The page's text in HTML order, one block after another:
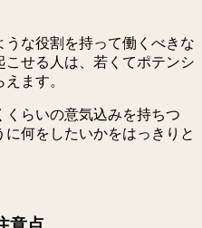
な役割を持って働くべきな
せる人は、若くてポテンシ
ます。
くらいの意気込みを持ちつ
何をしたいかをはっきりと